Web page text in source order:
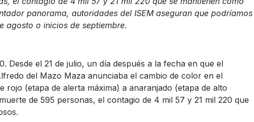
panorama, autoridades del ISEM aseguran que podríamos
agosto o inicios de septiembre.
Desde el 21 de julio, un día después a la fecha en que el
del Mazo Maza anunciaba el cambio de color en el
rojo (etapa de alerta máxima) a anaranjado (etapa de alto
de 595 personas, el contagio de 4 mil 57 y 21 mil 220 que